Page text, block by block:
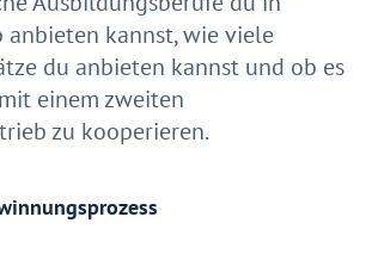
anbieten kannst, wie viele
du anbieten kannst und ob es
einem zweiten
zu kooperieren.